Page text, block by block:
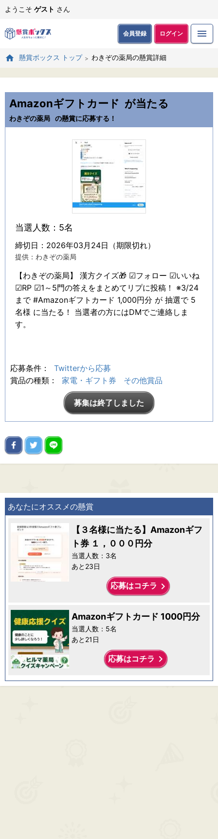
ようこそ ゲスト さん
会員登録 ログイン
懸賞ボックス トップ わきぞの薬局の懸賞詳細
Amazonギフトカード が当たる
わきぞの薬局 の懸賞に応募する！
当選人数：5名
締切日：2026年03月24日（期限切れ）
提供：わきぞの薬局
【わきぞの薬局】 漢方クイズ🎁 ☑フォロー ☑いいね
☑RP ☑1～5門の答えをまとめてリプに投稿！ ※3/24
まで #Amazonギフトカード 1,000円分 が 抽選で 5
名様 に当たる！ 当選者の方にはDMでご連絡しま
す。
応募条件：
Twitterから応募
賞品の種類：
家電・ギフト券 その他賞品
募集は終了しました
あなたにオススメの懸賞
【３名様に当たる】Amazonギフ
ト券 １，０００円分
当選人数：3名
あと23日
応募はコチラ keyboard_arrow_right
Amazonギフトカード 1000円分
当選人数：5名
あと21日
応募はコチラ keyboard_arrow_right